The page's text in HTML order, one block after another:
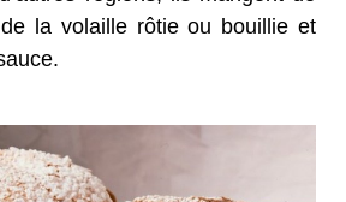
la volaille rôtie ou bouillie et